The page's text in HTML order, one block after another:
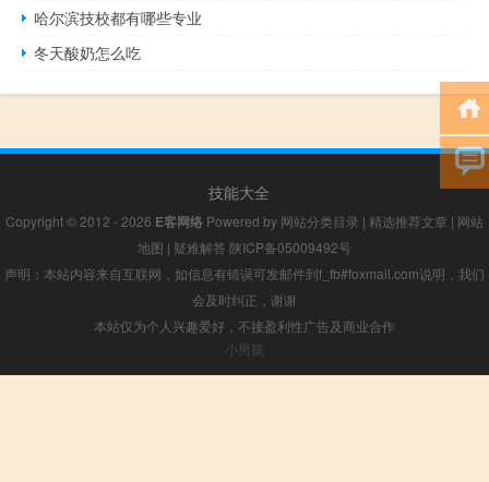
哈尔滨技校都有哪些专业
冬天酸奶怎么吃
技能大全
Copyright © 2012 - 2026 E客网络 Powered by 网站分类目录 | 精选推荐文章 | 网站
地图 | 疑难解答 陕ICP备05009492号
声明：本站内容来自互联网，如信息有错误可发邮件到f_fb#foxmail.com说明，我们
会及时纠正，谢谢
本站仅为个人兴趣爱好，不接盈利性广告及商业合作
小男孩